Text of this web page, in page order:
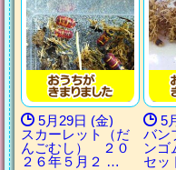
5月29日 (金)
スカーレット（だ
んごむし） ２０
２６年５月２ …
5
バン
ン
セ